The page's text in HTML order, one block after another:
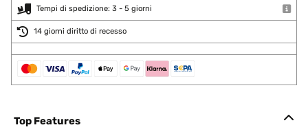
Tempi di spedizione: 3 - 5 giorni
14 giorni diritto di recesso
Top Features